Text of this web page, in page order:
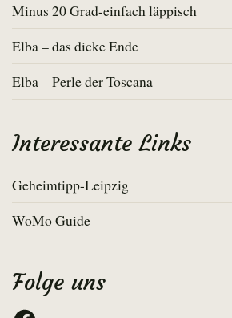
Minus 20 Grad-einfach läppisch
Elba – das dicke Ende
Elba – Perle der Toscana
Interessante Links
Geheimtipp-Leipzig
WoMo Guide
Folge uns
Facebook